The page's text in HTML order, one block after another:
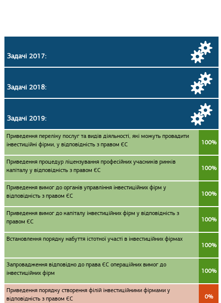
Задачі 2017:
Задачі 2018:
Задачі 2019:
Приведення переліку послуг та видів діяльності, які можуть провадити
інвестиційні фірми, у відповідність з правом ЄС
100%
Приведення процедур ліцензування професійних учасників ринків
капіталу у відповідність з правом ЄС
100%
Приведення вимог до органів управління інвестиційних фірм у
відповідність з правом ЄС
100%
Приведення вимог до капіталу інвестиційних фірм у відповідність з
правом ЄС
100%
Встановлення порядку набуття істотної участі в інвестиційних фірмах
100%
Запровадження відповідно до права ЄС операційних вимог до
інвестиційних фірм
100%
Приведення порядку створення філій інвестиційними фірмами у
відповідність з правом ЄС
0%